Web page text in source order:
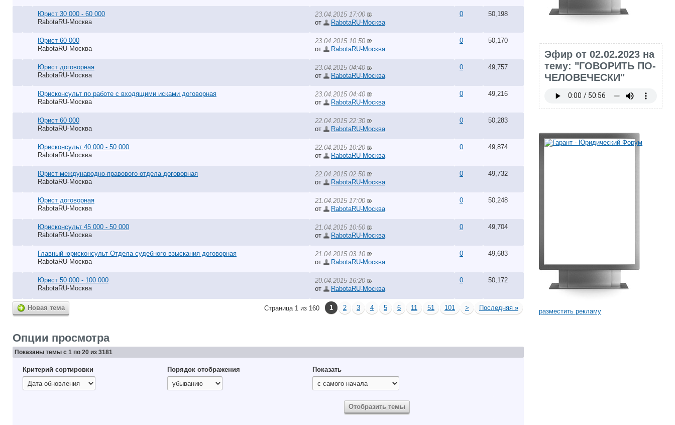
Юрист 30 000 - 60 000
RabotaRU-Москва
23.04.2015 17:00
от
RabotaRU-Москва
0 50,198
Юрист 60 000
RabotaRU-Москва
23.04.2015 10:50
от
RabotaRU-Москва
0 50,170
Юрист договорная
RabotaRU-Москва
23.04.2015 04:40
от
RabotaRU-Москва
0 49,757
Юрисконсульт по работе с входящими исками договорная
RabotaRU-Москва
23.04.2015 04:40
от
RabotaRU-Москва
0 49,216
Юрист 60 000
RabotaRU-Москва
22.04.2015 22:30
от
RabotaRU-Москва
0 50,283
Юрисконсульт 40 000 - 50 000
RabotaRU-Москва
22.04.2015 10:20
от
RabotaRU-Москва
0 49,874
Юрист международно-правового отдела договорная
RabotaRU-Москва
22.04.2015 02:50
от
RabotaRU-Москва
0 49,732
Юрист договорная
RabotaRU-Москва
21.04.2015 17:00
от
RabotaRU-Москва
0 50,248
Юрисконсульт 45 000 - 50 000
RabotaRU-Москва
21.04.2015 10:50
от
RabotaRU-Москва
0 49,704
Главный юрисконсульт Отдела судебного взыскания договорная
RabotaRU-Москва
21.04.2015 03:10
от
RabotaRU-Москва
0 49,683
Юрист 50 000 - 100 000
RabotaRU-Москва
20.04.2015 16:20
от
RabotaRU-Москва
0 50,172
Новая тема Страница 1 из 160 1 2 3 4 5 6 11 51 101 > Последняя »
Опции просмотра
Показаны темы с 1 по 20 из 3181
Критерий сортировки Порядок отображения Показать
Эфир от 02.02.2023 на
тему: "ГОВОРИТЬ ПО-
ЧЕЛОВЕЧЕСКИ"
разместить рекламу